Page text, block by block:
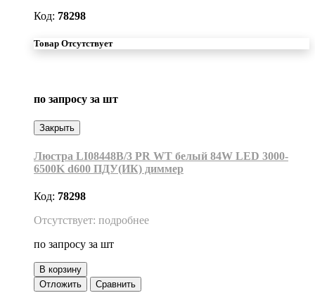
Код: 78298
Товар Отсутствует
по запросу за шт
Закрыть
Люстра LI08448B/3 PR WT белый 84W LED 3000-
6500K d600 ПДУ(ИК) диммер
Код: 78298
Отсутствует: подробнее
по запросу за шт
В корзину
Отложить
Сравнить